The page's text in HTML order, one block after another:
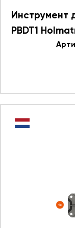
Инструмент
PBDT1